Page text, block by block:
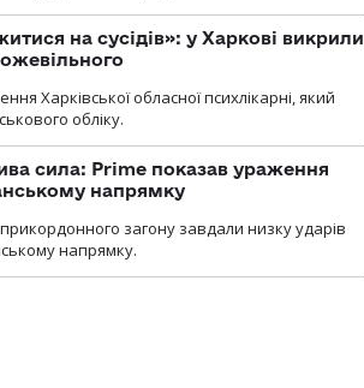
на сусідів»: у Харкові викрили
Харківської обласної психлікарні, який
обліку.
сила: Prime показав ураження
напрямку
загону завдали низку ударів
напрямку.